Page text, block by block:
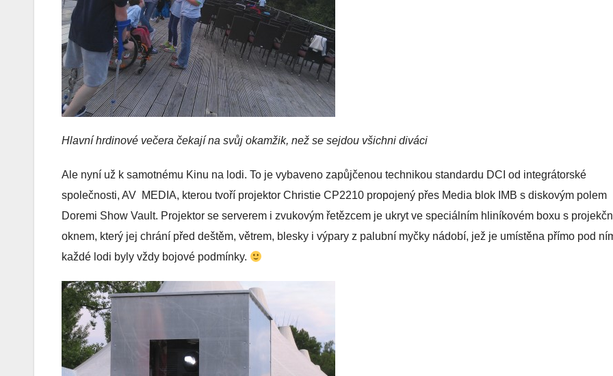
Hlavní hrdinové večera čekají na svůj okamžik, než se sejdou všichni diváci
Ale nyní už k samotnému Kinu na lodi. To je vybaveno zapůjčenou technikou standardu DCI od integrátorské
společnosti, AV MEDIA, kterou tvoří projektor Christie CP2210 propojený přes Media blok IMB s diskovým polem
Doremi Show Vault. Projektor se serverem i zvukovým řetězcem je ukryt ve speciálním hliníkovém boxu s
oknem, který jej chrání před deštěm, větrem, blesky i výpary z palubní myčky nádobí, jež je umístěna přímo pod
každé lodi byly vždy bojové podmínky.